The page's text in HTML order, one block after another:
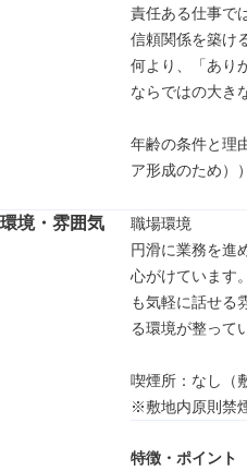
責任ある仕事で
信頼関係を築け
何より、「あり
ならではの大き
年齢の条件と理
ア形成のため））
境・雰囲気
職場環境
円滑に業務を進
心がけています
も気軽に話せる
る環境が整って
喫煙所：なし（
※敷地内原則禁
特徴・ポイント